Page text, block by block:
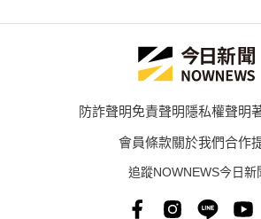
防詐聲明免責聲明隱私權聲明
會員條款關於我們合作
追蹤NOWNEWS今日新